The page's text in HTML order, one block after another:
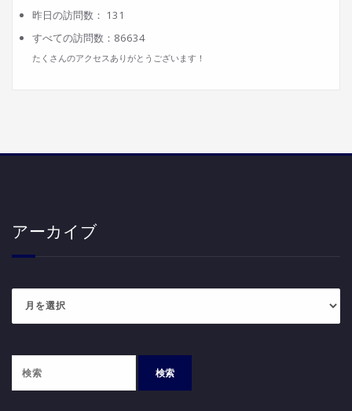
昨日の訪問数： 131
すべての訪問数： 86634
たくさんのアクセスありがとうございます！
アーカイブ